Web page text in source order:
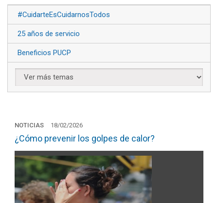
#CuidarteEsCuidarnosTodos
25 años de servicio
Beneficios PUCP
NOTICIAS 18/02/2026
¿Cómo prevenir los golpes de calor?